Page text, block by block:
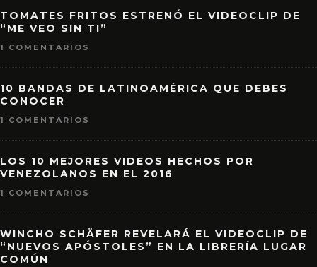
TOMATES FRITOS ESTRENÓ EL VIDEOCLIP DE
“ME VEO SIN TI”
1 COMENTARIOS
10 BANDAS DE LATINOAMÉRICA QUE DEBES
CONOCER
1 COMENTARIOS
LOS 10 MEJORES VIDEOS HECHOS POR
VENEZOLANOS EN EL 2016
1 COMENTARIOS
WINCHO SCHÄFER REVELARÁ EL VIDEOCLIP DE
“NUEVOS APÓSTOLES” EN LA LIBRERÍA LUGAR
COMÚN